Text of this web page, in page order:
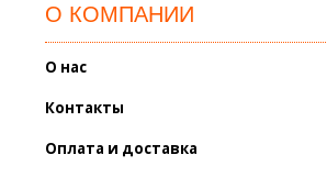
О КОМПАНИИ
О нас
Контакты
Оплата и доставка